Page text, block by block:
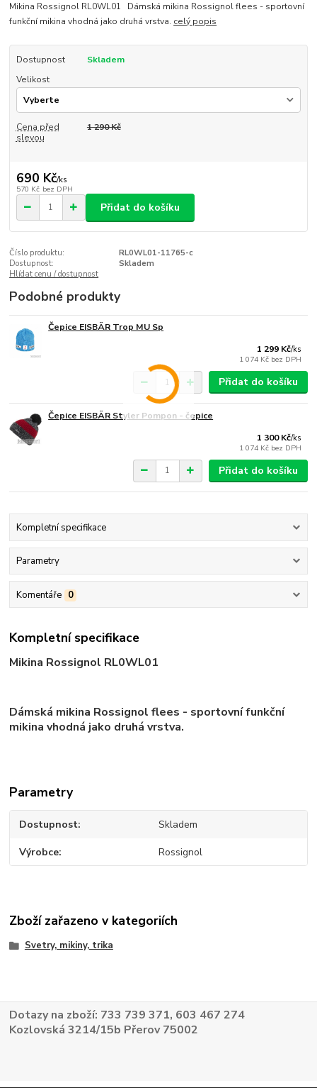
Mikina Rossignol RL0WL01 Dámská mikina Rossignol flees - sportovní
funkční mikina vhodná jako druhá vrstva. celý popis
Dostupnost
Skladem
Velikost
Cena před
slevou
1 290 Kč
690 Kč/ks
570 Kč bez DPH
Přidat do košíku
Číslo produktu:
RL0WL01-11765-c
Dostupnost:
Skladem
Hlídat cenu / dostupnost
Podobné produkty
Čepice EISBÄR Trop MU Sp
1 299 Kč/ks
1 074 Kč bez DPH
Přidat do košíku
Čepice EISBÄR Styler Pompon - čepice
1 300 Kč/ks
1 074 Kč bez DPH
Přidat do košíku
Kompletní specifikace
Parametry
Komentáře 0
Kompletní specifikace
Mikina Rossignol RL0WL01
Dámská mikina Rossignol flees - sportovní funkční
mikina vhodná jako druhá vrstva.
Parametry
Dostupnost Skladem
Výrobce Rossignol
Zboží zařazeno v kategoriích
Svetry, mikiny, trika
Dotazy na zboží: 733 739 371, 603 467 274
Kozlovská 3214/15b Přerov 75002